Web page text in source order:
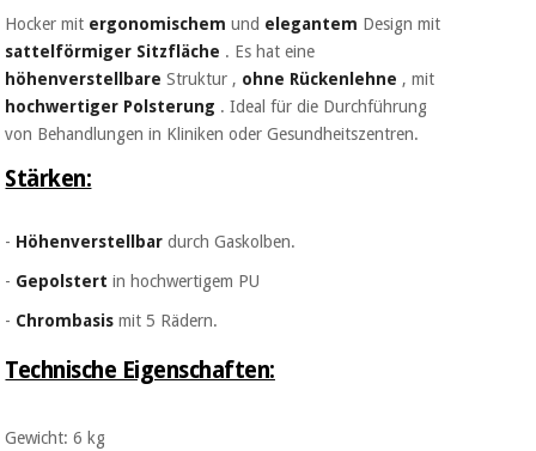
Hocker mit ergonomischem und elegantem Design mit
sattelförmiger Sitzfläche . Es hat eine
höhenverstellbare Struktur , ohne Rückenlehne , mit
hochwertiger Polsterung . Ideal für die Durchführung
von Behandlungen in Kliniken oder Gesundheitszentren.
Stärken:
- Höhenverstellbar durch Gaskolben.
- Gepolstert in hochwertigem PU
- Chrombasis mit 5 Rädern.
Technische Eigenschaften:
Gewicht: 6 kg